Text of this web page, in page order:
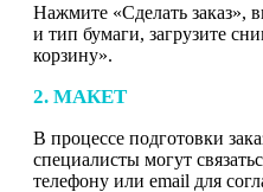
Нажмите «Сделать заказ»,
и тип бумаги, загрузите
корзину».
2. МАКЕТ
В процессе подготовки
специалисты могут
телефону или email для